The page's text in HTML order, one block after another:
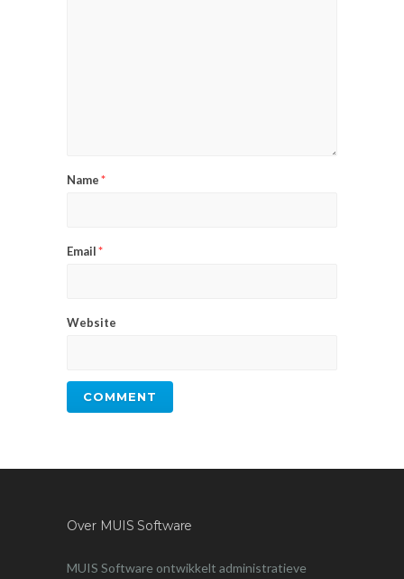
Name*
Email*
Website
Over MUIS Software
MUIS Software ontwikkelt administratieve